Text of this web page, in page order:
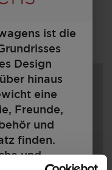
ist die
Design
hinaus
eine
Freunde,
und
finden.
und